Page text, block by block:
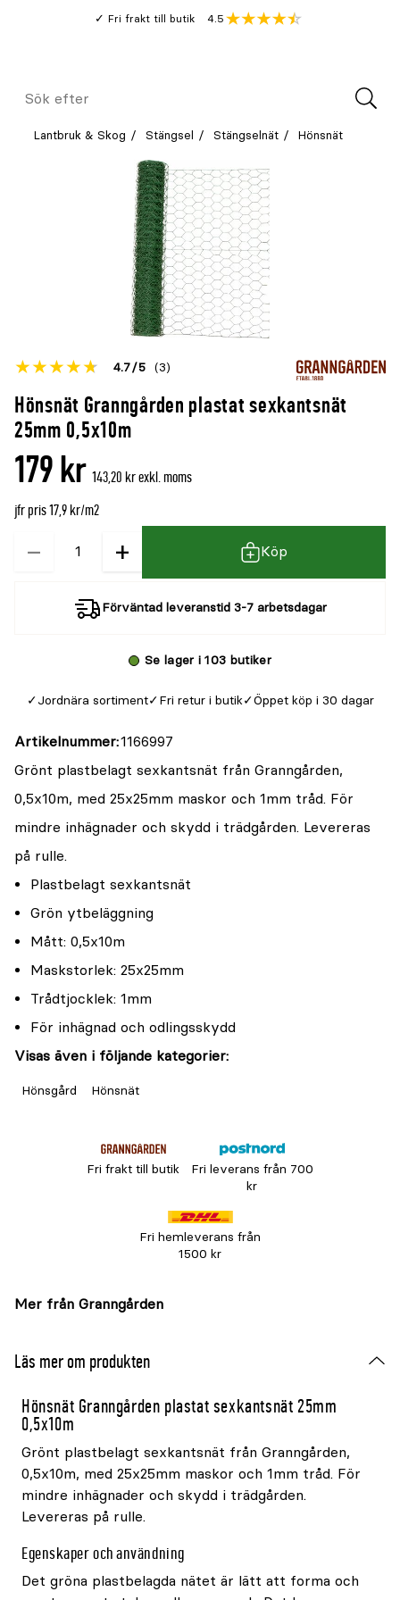
Fri frakt till butik
Genomsnitt
4.5
Meny
Sök
Lantbruk & Skog Stängsel Stängselnät Hönsnät
Hönsnät Granngården plastat sexkantsnät
25mm 0,5x10m
Betyget
denna
produkt
4.7 5 (3)
Öppna
recensioner
179 kr 143,20 kr exkl. moms
jfr pris 17,9 kr/m2
−
Kvantitet + Köp
Förväntad leveranstid 3-7 arbetsdagar
Se lager i 103 butiker
Jordnära sortiment Fri retur i butik Öppet köp i 30 dagar
Artikelnummer 1166997
Grönt plastbelagt sexkantsnät från Granngården,
0,5x10m, med 25x25mm maskor och 1mm tråd. För
mindre inhägnader och skydd i trädgården. Levereras
på rulle.
Plastbelagt sexkantsnät
Grön ytbeläggning
Mått: 0,5x10m
Maskstorlek: 25x25mm
Trådtjocklek: 1mm
För inhägnad och odlingsskydd
Visas även i följande kategorier:
Hönsgård Hönsnät
Fri frakt till butik
Fri leverans från 700
kr
Fri hemleverans från
1500 kr
Mer från Granngården
Läs mer om produkten
Hönsnät Granngården plastat sexkantsnät 25mm
0,5x10m
Grönt plastbelagt sexkantsnät från Granngården,
0,5x10m, med 25x25mm maskor och 1mm tråd. För
mindre inhägnader och skydd i trädgården.
Levereras på rulle.
Egenskaper och användning
Det gröna plastbelagda nätet är lätt att forma och